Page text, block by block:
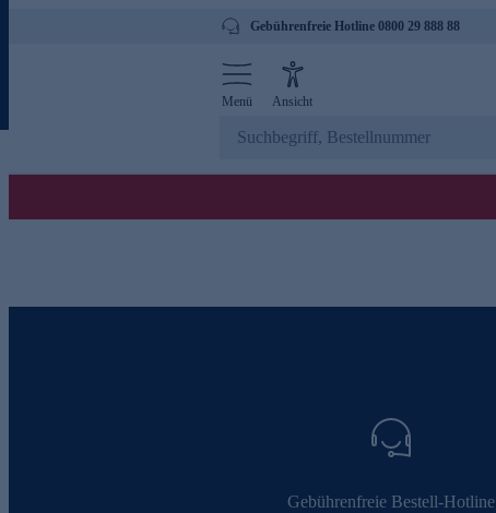
Gebührenfreie Hotline 0800 29 888 88
Menü Ansicht
Gebührenfreie Bestell-Hotline